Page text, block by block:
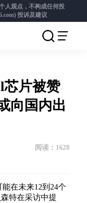
人观点，不构成任何投
投诉及建议
片被赞
向国内出
阅读： 1628
在未来12到24个
特在采访中提